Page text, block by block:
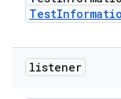
Test
listener